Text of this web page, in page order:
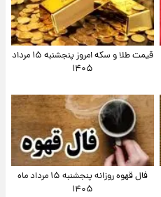
قیمت طلا و سکه امروز پنجشنبه ۱۵ مرداد
۱۴۰۵
فال قهوه روزانه پنجشنبه ۱۵ مرداد ماه
۱۴۰۵